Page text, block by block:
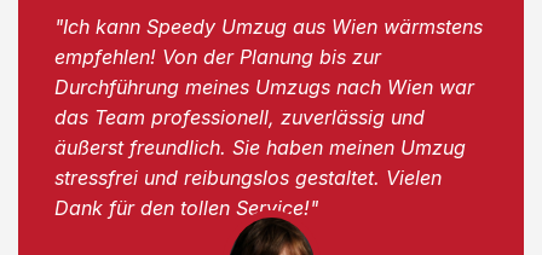
"Ich kann Speedy Umzug aus Wien wärmstens
empfehlen! Von der Planung bis zur
Durchführung meines Umzugs nach Wien war
das Team professionell, zuverlässig und
äußerst freundlich. Sie haben meinen Umzug
stressfrei und reibungslos gestaltet. Vielen
Dank für den tollen Service!"